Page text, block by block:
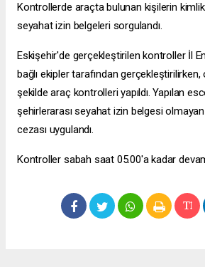
Kontrollerde araçta bulunan kişilerin
seyahat izin belgeleri sorgulandı.
Eskişehir'de gerçekleştirilen kontroller İl
bağlı ekipler tarafından
şekilde araç kontrolleri yapıldı. Yapılan
şehirlerarası seyahat izin belgesi
cezası uygulandı.
Kontroller sabah saat 05.00'a kadar